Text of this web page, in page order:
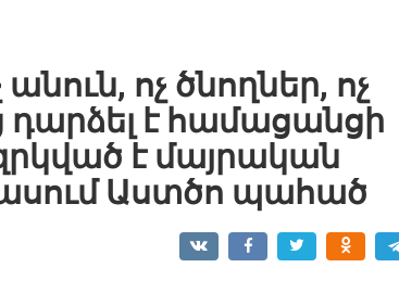
ոչ ծնողներ, ոչ
է համացանցի
է մայրական
ասում Աստծո պահած